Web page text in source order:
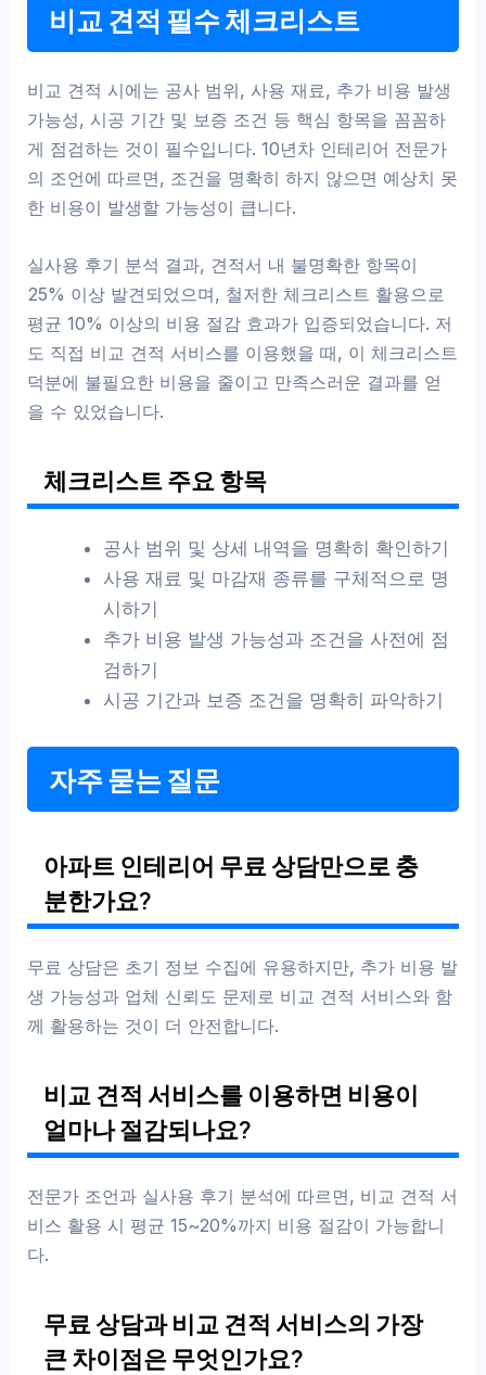
비교 견적 필수 체크리스트
비교 견적 시에는 공사 범위, 사용 재료, 추가 비용 발생
가능성, 시공 기간 및 보증 조건 등 핵심 항목을 꼼꼼하
게 점검하는 것이 필수입니다. 10년차 인테리어 전문가
의 조언에 따르면, 조건을 명확히 하지 않으면 예상치 못
한 비용이 발생할 가능성이 큽니다.
실사용 후기 분석 결과, 견적서 내 불명확한 항목이
25% 이상 발견되었으며, 철저한 체크리스트 활용으로
평균 10% 이상의 비용 절감 효과가 입증되었습니다. 저
도 직접 비교 견적 서비스를 이용했을 때, 이 체크리스트
덕분에 불필요한 비용을 줄이고 만족스러운 결과를 얻
을 수 있었습니다.
체크리스트 주요 항목
공사 범위 및 상세 내역을 명확히 확인하기
사용 재료 및 마감재 종류를 구체적으로 명
시하기
추가 비용 발생 가능성과 조건을 사전에 점
검하기
시공 기간과 보증 조건을 명확히 파악하기
자주 묻는 질문
아파트 인테리어 무료 상담만으로 충
분한가요?
무료 상담은 초기 정보 수집에 유용하지만, 추가 비용 발
생 가능성과 업체 신뢰도 문제로 비교 견적 서비스와 함
께 활용하는 것이 더 안전합니다.
비교 견적 서비스를 이용하면 비용이
얼마나 절감되나요?
전문가 조언과 실사용 후기 분석에 따르면, 비교 견적 서
비스 활용 시 평균 15~20%까지 비용 절감이 가능합니
다.
무료 상담과 비교 견적 서비스의 가장
큰 차이점은 무엇인가요?